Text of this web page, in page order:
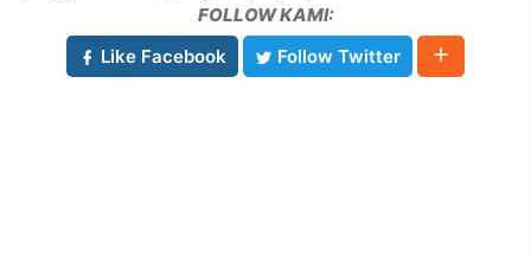
FOLLOW KAMI:
Like Facebook
Follow Twitter